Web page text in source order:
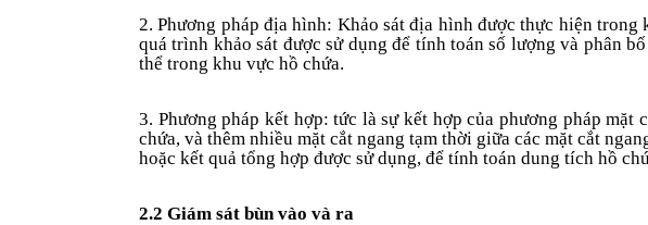
2. Phương pháp địa hình: Khảo sát địa hình được thực hiện
quá trình khảo sát được sử dụng để tính toán số lượng và phân
thể trong khu vực hồ chứa.
3. Phương pháp kết hợp: tức là sự kết hợp của phương pháp
chứa, và thêm nhiều mặt cắt ngang tạm thời giữa các mặt cắt
hoặc kết quả tổng hợp được sử dụng, để tính toán dung tích hồ
2.2 Giám sát bùn vào và ra